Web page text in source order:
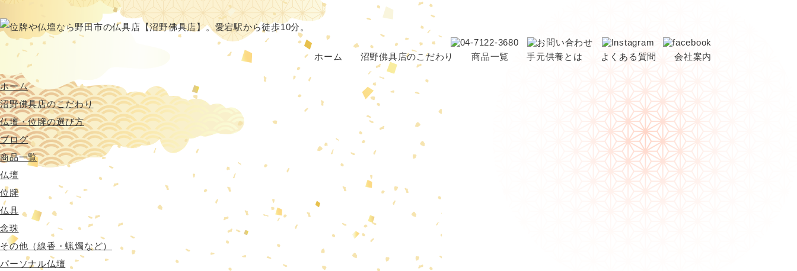
ホーム 沼野佛具店のこだわり
仏壇・位牌の選び方
商品一覧
位牌
手元供養とは よくある質問 会社案内
ホーム
沼野佛具店のこだわり
仏壇・位牌の選び方
ブログ
商品一覧
仏壇
位牌
仏具
念珠
その他（線香・蝋燭など）
パーソナル仏壇